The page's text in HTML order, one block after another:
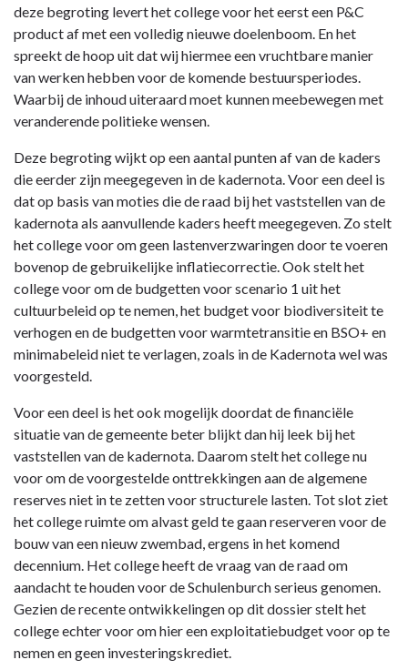
deze begroting levert het college voor het eerst een P&C
product af met een volledig nieuwe doelenboom. En het
spreekt de hoop uit dat wij hiermee een vruchtbare manier
van werken hebben voor de komende bestuursperiodes.
Waarbij de inhoud uiteraard moet kunnen meebewegen met
veranderende politieke wensen.
Deze begroting wijkt op een aantal punten af van de kaders
die eerder zijn meegegeven in de kadernota. Voor een deel is
dat op basis van moties die de raad bij het vaststellen van de
kadernota als aanvullende kaders heeft meegegeven. Zo stelt
het college voor om geen lastenverzwaringen door te voeren
bovenop de gebruikelijke inflatiecorrectie. Ook stelt het
college voor om de budgetten voor scenario 1 uit het
cultuurbeleid op te nemen, het budget voor biodiversiteit te
verhogen en de budgetten voor warmtetransitie en BSO+ en
minimabeleid niet te verlagen, zoals in de Kadernota wel was
voorgesteld.
Voor een deel is het ook mogelijk doordat de financiële
situatie van de gemeente beter blijkt dan hij leek bij het
vaststellen van de kadernota. Daarom stelt het college nu
voor om de voorgestelde onttrekkingen aan de algemene
reserves niet in te zetten voor structurele lasten. Tot slot ziet
het college ruimte om alvast geld te gaan reserveren voor de
bouw van een nieuw zwembad, ergens in het komend
decennium. Het college heeft de vraag van de raad om
aandacht te houden voor de Schulenburch serieus genomen.
Gezien de recente ontwikkelingen op dit dossier stelt het
college echter voor om hier een exploitatiebudget voor op te
nemen en geen investeringskrediet.